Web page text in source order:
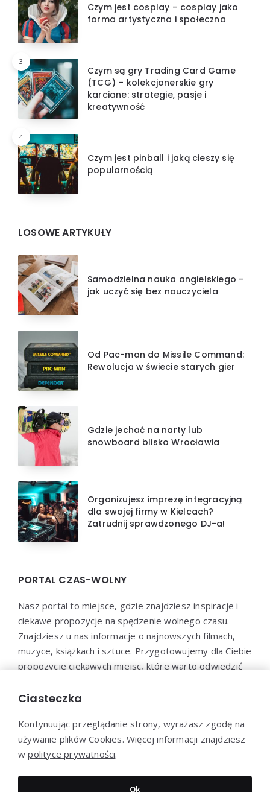
Czym jest cosplay – cosplay jako
forma artystyczna i społeczna
3
Czym są gry Trading Card Game
(TCG) – kolekcjonerskie gry
karciane: strategie, pasje i
kreatywność
4
Czym jest pinball i jaką cieszy się
popularnością
LOSOWE ARTYKUŁY
Samodzielna nauka angielskiego –
jak uczyć się bez nauczyciela
Od Pac-man do Missile Command:
Rewolucja w świecie starych gier
Gdzie jechać na narty lub
snowboard blisko Wrocławia
Organizujesz imprezę integracyjną
dla swojej firmy w Kielcach?
Zatrudnij sprawdzonego DJ-a!
PORTAL CZAS-WOLNY
Nasz portal to miejsce, gdzie znajdziesz inspiracje i
ciekawe propozycje na spędzenie wolnego czasu.
Znajdziesz u nas informacje o najnowszych filmach,
muzyce, książkach i sztuce. Przygotowujemy dla Ciebie
propozycje ciekawych miejsc, które warto odwiedzić
zrelaksować się. Dołącz do naszej społeczności i
Dziękujemy za wizytę - Czas-Wolny.pl © 2023
Ciasteczka
Kontynuując przeglądanie strony, wyrażasz zgodę na
używanie plików Cookies. Więcej informacji znajdziesz
wpolityce prywatności.
Ok